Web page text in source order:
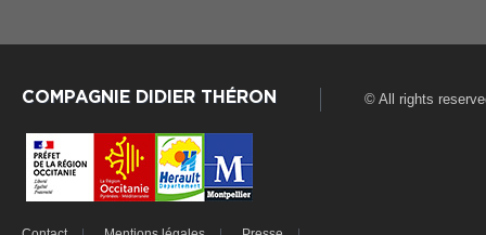
COMPAGNIE DIDIER THÉRON © All rights